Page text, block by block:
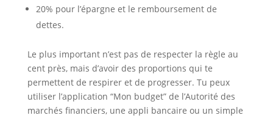
20% pour l’épargne et le remboursement de
dettes.
Le plus important n’est pas de respecter la règle au
cent près, mais d’avoir des proportions qui te
permettent de respirer et de progresser. Tu peux
utiliser l’application “Mon budget” de l’Autorité des
marchés financiers, une appli bancaire ou un simple